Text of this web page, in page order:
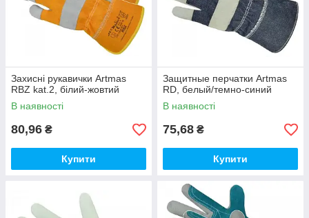
Захисні рукавички Artmas
RBZ kat.2, білий-жовтий
В наявності
80,96 ₴
Купити
Защитные перчатки Artmas
RD, белый/темно-синий
В наявності
75,68 ₴
Купити